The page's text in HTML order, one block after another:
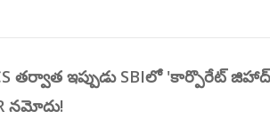
తర్వాత ఇప్పుడు SBIలో 'కార్పొరేట్
నమోదు!